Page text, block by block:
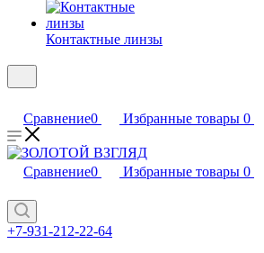
Контактные линзы
Сравнение0 Избранные товары 0
Сравнение0 Избранные товары 0
+7-931-212-22-64